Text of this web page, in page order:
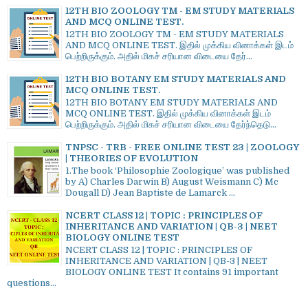
12TH BIO ZOOLOGY TM - EM STUDY MATERIALS
AND MCQ ONLINE TEST.
12TH BIO ZOOLOGY TM - EM STUDY MATERIALS
AND MCQ ONLINE TEST. இதில் முக்கிய வினாக்கள் இடம்
பெற்றிருக்கும். அதில் மிகச் சரியான விடையை தேர்...
12TH BIO BOTANY EM STUDY MATERIALS AND
MCQ ONLINE TEST.
12TH BIO BOTANY EM STUDY MATERIALS AND
MCQ ONLINE TEST. இதில் முக்கிய வினாக்கள் இடம்
பெற்றிருக்கும். அதில் மிகச் சரியான விடையை தேர்ந்தெடு...
TNPSC - TRB - FREE ONLINE TEST 23 | ZOOLOGY
| THEORIES OF EVOLUTION
1.The book ‘Philosophie Zoologique’ was published
by A) Charles Darwin B) August Weismann C) Mc
Dougall D) Jean Baptiste de Lamarck ...
NCERT CLASS 12 | TOPIC : PRINCIPLES OF
INHERITANCE AND VARIATION | QB-3 | NEET
BIOLOGY ONLINE TEST
NCERT CLASS 12 | TOPIC : PRINCIPLES OF
INHERITANCE AND VARIATION | QB-3 | NEET
BIOLOGY ONLINE TEST It contains 91 important
questions...